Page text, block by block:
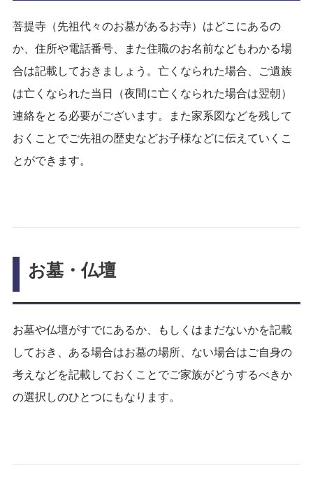
菩提寺（先祖代々のお墓があるお寺）はどこにあるの
か、住所や電話番号、また住職のお名前などもわかる場
合は記載しておきましょう。亡くなられた場合、ご遺族
は亡くなられた当日（夜間に亡くなられた場合は翌朝）
連絡をとる必要がございます。また家系図などを残して
おくことでご先祖の歴史などお子様などに伝えていくこ
とができます。
お墓・仏壇
お墓や仏壇がすでにあるか、もしくはまだないかを記載
しておき、ある場合はお墓の場所、ない場合はご自身の
考えなどを記載しておくことでご家族がどうするべきか
の選択しのひとつにもなります。